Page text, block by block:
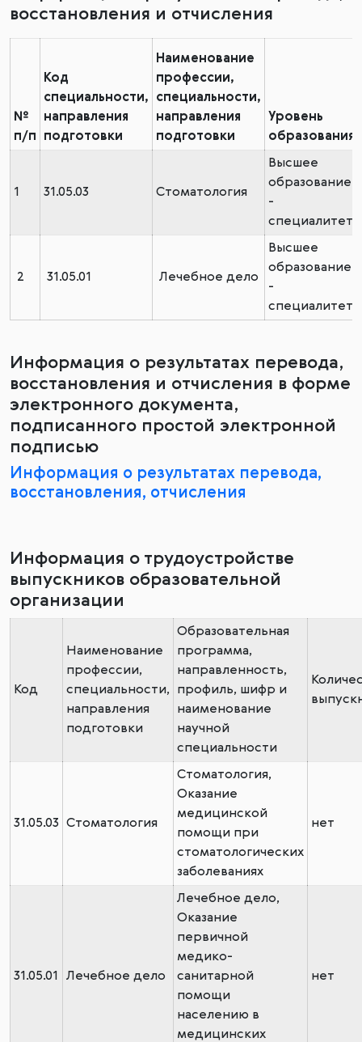
восстановления и отчисления
№
п/п
Код
специальности,
направления
подготовки
Наименование
профессии,
специальности,
направления
подготовки
Уровень
образования
1 31.05.03 Стоматология
Высшее
образование
-
специалитет
2 31.05.01 Лечебное дело
Высшее
образование
-
специалитет
Информация о результатах перевода,
восстановления и отчисления в форме
электронного документа,
подписанного простой электронной
подписью
Информация о результатах перевода,
восстановления, отчисления
Информация о трудоустройстве
выпускников образовательной
организации
Код
Наименование
профессии,
специальности,
направления
подготовки
Образовательная
программа,
направленность,
профиль, шифр и
наименование
научной
специальности
31.05.03 Стоматология
Стоматология,
Оказание
медицинской
помощи при
стоматологических
заболеваниях
нет
31.05.01 Лечебное дело
Лечебное дело,
Оказание
первичной
медико-
санитарной
помощи
населению в
медицинских
нет